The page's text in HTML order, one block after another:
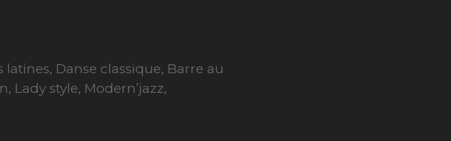
latines, Danse classique, Barre au
Lady style, Modern’jazz,